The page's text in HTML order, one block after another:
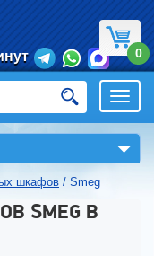
0
▼
шкафов / Smeg
SMEG В